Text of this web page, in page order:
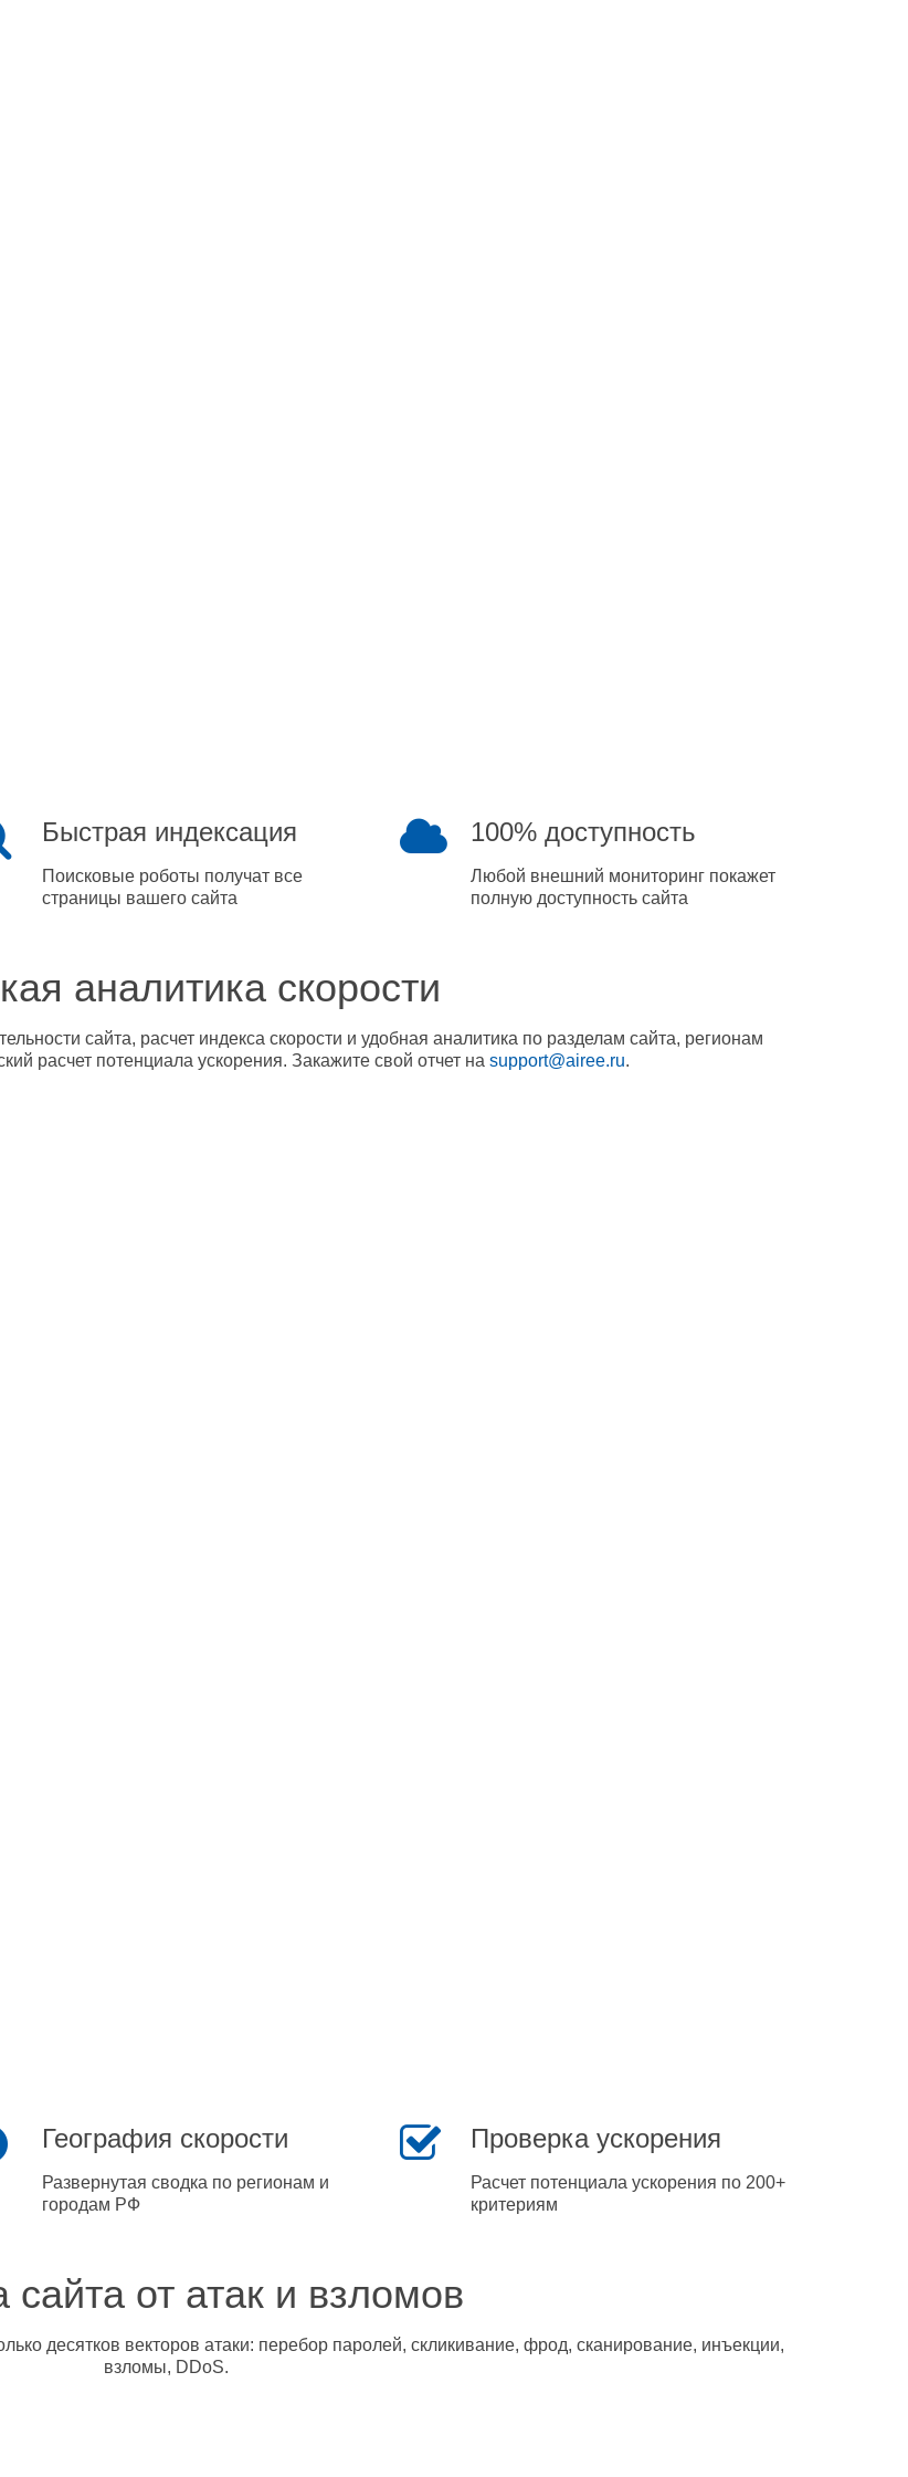
Быстрая индексация
Поисковые роботы получат все
страницы вашего сайта
100% доступность
Любой внешний мониторинг покажет
полную доступность сайта
аналитика скорости
сайта, расчет индекса скорости и удобная аналитика по разделам сайта, регионам
расчет потенциала ускорения. Закажите свой отчет на support@airee.ru.
География скорости
Развернутая сводка по регионам и
городам РФ
Проверка ускорения
Расчет потенциала ускорения по 200+
критериям
от атак и взломов
десятков векторов атаки: перебор паролей, скликивание, фрод, сканирование, инъекции,
взломы, DDoS.